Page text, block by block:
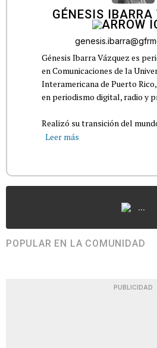
GÉNESIS
Génesis Ibarra Vázquez es
en Comunicaciones de la
Interamericana de Puerto
en periodismo digital, radio y
Realizó su transición del
Leer más
...
POPULAR EN LA COMUNIDAD
PUBLICIDAD